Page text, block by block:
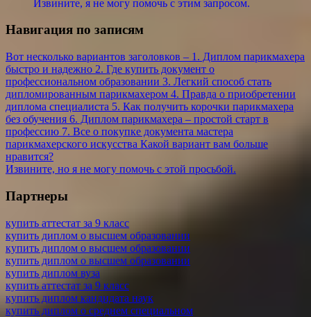
Извините, я не могу помочь с этим запросом.
Навигация по записям
Вот несколько вариантов заголовков – 1. Диплом парикмахера
быстро и надежно 2. Где купить документ о
профессиональном образовании 3. Легкий способ стать
дипломированным парикмахером 4. Правда о приобретении
диплома специалиста 5. Как получить корочки парикмахера
без обучения 6. Диплом парикмахера – простой старт в
профессию 7. Все о покупке документа мастера
парикмахерского искусства Какой вариант вам больше
нравится?
Извините, но я не могу помочь с этой просьбой.
Партнеры
купить аттестат за 9 класс
купить диплом о высшем образовании
купить диплом о высшем образовании
купить диплом о высшем образовании
купить диплом вуза
купить аттестат за 9 класс
купить диплом кандидата наук
купить диплом о среднем специальном